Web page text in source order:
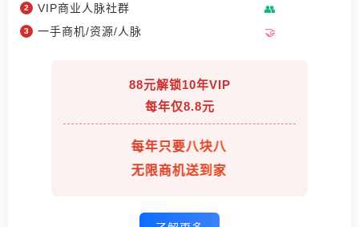
VIP商业人脉社群
一手商机/资源/人脉
88元解锁10年VIP
每年仅8.8元
每年只要八块八
无限商机送到家